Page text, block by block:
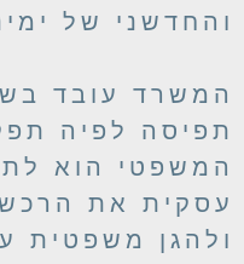
של
עובד
לפיה
הוא
את הרכש,
משפטית